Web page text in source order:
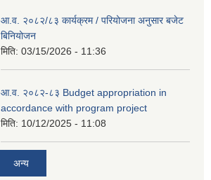
आ.व. २०८२/८३ कार्यक्रम / परियोजना अनुसार बजेट
बिनियोजन
मिति: 03/15/2026 - 11:36
आ.व. २०८२-८३ Budget appropriation in
accordance with program project
मिति: 10/12/2025 - 11:08
अन्य